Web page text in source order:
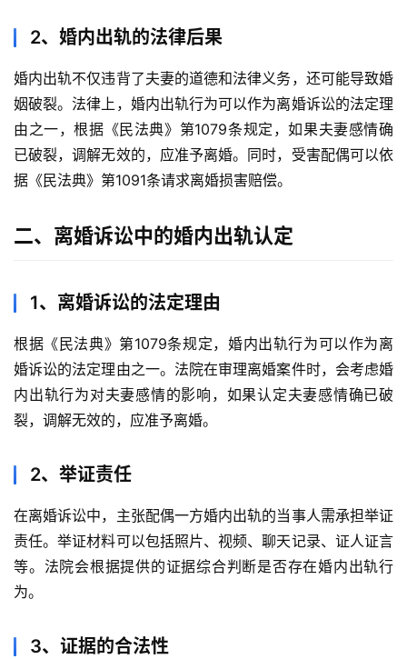
2、婚内出轨的法律后果
婚内出轨不仅违背了夫妻的道德和法律义务，还可能导致婚
姻破裂。法律上，婚内出轨行为可以作为离婚诉讼的法定理
由之一，根据《民法典》第1079条规定，如果夫妻感情确
已破裂，调解无效的，应准予离婚。同时，受害配偶可以依
据《民法典》第1091条请求离婚损害赔偿。
二、离婚诉讼中的婚内出轨认定
1、离婚诉讼的法定理由
根据《民法典》第1079条规定，婚内出轨行为可以作为离
婚诉讼的法定理由之一。法院在审理离婚案件时，会考虑婚
内出轨行为对夫妻感情的影响，如果认定夫妻感情确已破
裂，调解无效的，应准予离婚。
2、举证责任
在离婚诉讼中，主张配偶一方婚内出轨的当事人需承担举证
责任。举证材料可以包括照片、视频、聊天记录、证人证言
等。法院会根据提供的证据综合判断是否存在婚内出轨行
为。
3、证据的合法性